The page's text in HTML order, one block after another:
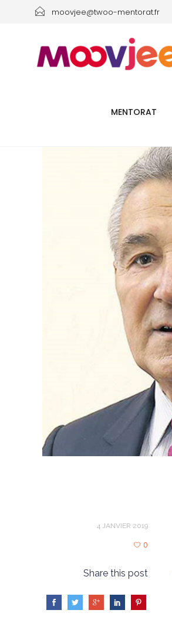
moovjee@twoo-mentorat.fr
MENTORAT
4 JANVIER 2019
0
Share this post